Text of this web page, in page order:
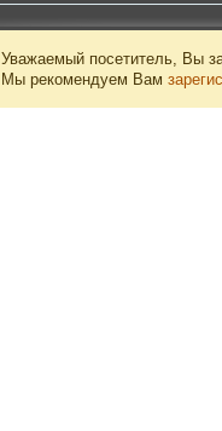
Уважаемый посетитель, Вы
Мы рекомендуем Вам